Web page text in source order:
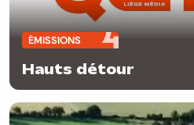
ÉMISSIONS
Hauts détour